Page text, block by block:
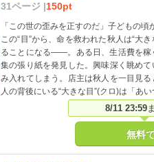
31ページ |150pt
「この世の歪みを正すのだ」子どもの
この“目”から、命を救われた秋人は“大
ることになる――。ある日、生活費を稼
集の張り紙を発見した。興味深く眺め
み入れてしまう。店主は秋人を一目見
人の背後にいる“大きな目”(クロ)は「
8/11 23:59
無料